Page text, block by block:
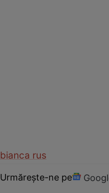
bianca rus
Urmărește-ne pe